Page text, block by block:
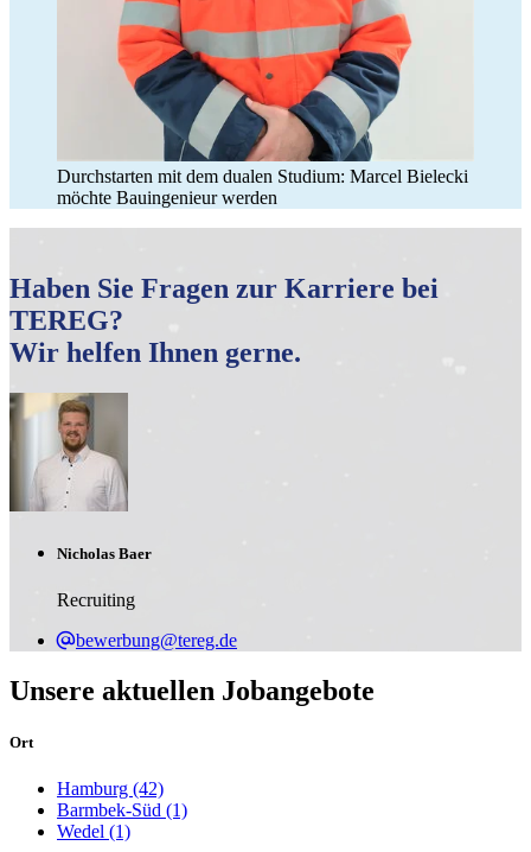
Durchstarten mit dem dualen Studium: Marcel Bielecki
möchte Bauingenieur werden
Haben Sie Fragen zur Karriere bei
TEREG?
Wir helfen Ihnen gerne.
Nicholas Baer
Recruiting
bewerbung@tereg.de
Unsere aktuellen Jobangebote
Ort
Hamburg (42)
Barmbek-Süd (1)
Wedel (1)